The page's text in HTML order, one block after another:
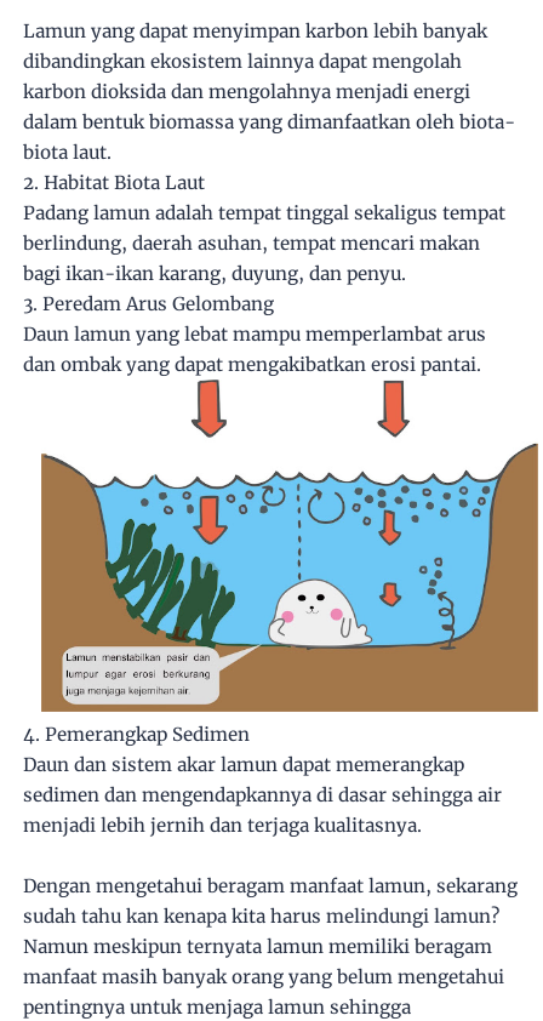
Lamun yang dapat menyimpan karbon lebih banyak
dibandingkan ekosistem lainnya dapat mengolah
karbon dioksida dan mengolahnya menjadi energi
dalam bentuk biomassa yang dimanfaatkan oleh biota-
biota laut.
2. Habitat Biota Laut
Padang lamun adalah tempat tinggal sekaligus tempat
berlindung, daerah asuhan, tempat mencari makan
bagi ikan-ikan karang, duyung, dan penyu.
3. Peredam Arus Gelombang
Daun lamun yang lebat mampu memperlambat arus
dan ombak yang dapat mengakibatkan erosi pantai.
4. Pemerangkap Sedimen
Daun dan sistem akar lamun dapat memerangkap
sedimen dan mengendapkannya di dasar sehingga air
menjadi lebih jernih dan terjaga kualitasnya.
Dengan mengetahui beragam manfaat lamun, sekarang
sudah tahu kan kenapa kita harus melindungi lamun?
Namun meskipun ternyata lamun memiliki beragam
manfaat masih banyak orang yang belum mengetahui
pentingnya untuk menjaga lamun sehingga